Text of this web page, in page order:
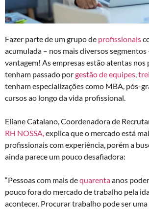
Fazer parte de um grupo de profissionais
acumulada – nos mais diversos segmentos
vantagem! As empresas estão atentas
tenham passado porgestão de equipes,
tenham especializações como MBA, pós-
cursos ao longo da vida profissional.
Eliane Catalano, Coordenadora de
RH NOSSA,explica que o mercado está
profissionais com experiência, porém a
ainda parece um pouco desafiadora:
“Pessoas com mais dequarentaanos
pouco fora do mercado de trabalho pela
acontecer. Procurar trabalho pode ser